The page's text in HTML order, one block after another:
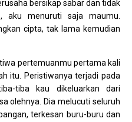
bersikap sabar dan tidak
aku menuruti saja maumu.
cipta, tak lama kemudian
pertemuanmu pertama kali
itu. Peristiwanya terjadi pada
tiba kau dikeluarkan dari
olehnya. Dia melucuti seluruh
terkesan buru-buru dan